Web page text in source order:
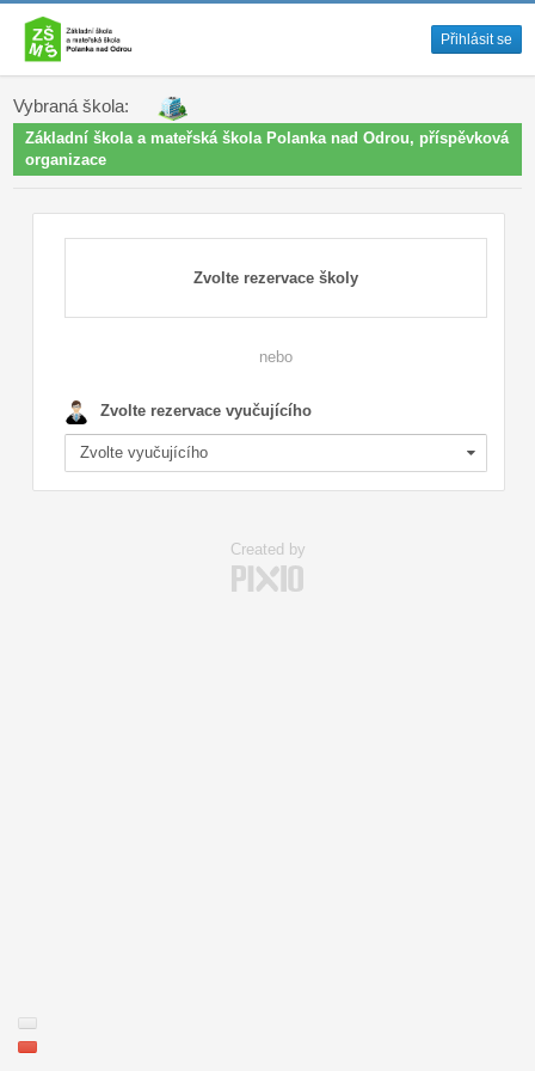
Přihlásit se
Vybraná škola:
Základní škola a mateřská škola Polanka nad Odrou, příspěvková
organizace
Zvolte rezervace školy
nebo
Zvolte rezervace vyučujícího
Zvolte vyučujícího
Created by